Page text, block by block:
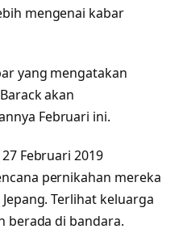
mengenai kabar
yang mengatakan
akan
Februari ini.
Februari 2019
pernikahan mereka
Terlihat keluarga
berada di bandara.